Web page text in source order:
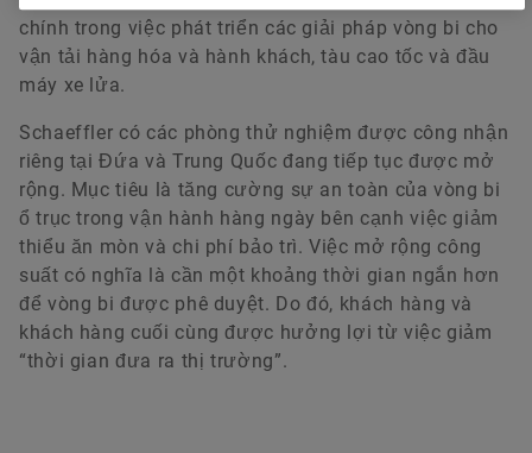
Repair and Reconditioning of Rolling
Bearings
Forwarding to the web shop
chính trong việc phát triển các giải pháp vòng bi cho
vận tải hàng hóa và hành khách, tàu cao tốc và đầu
máy xe lửa.
Schaeffler có các phòng thử nghiệm được công nhận
riêng tại Đứa và Trung Quốc đang tiếp tục được mở
rộng. Mục tiêu là tăng cường sự an toàn của vòng bi
ổ trục trong vận hành hàng ngày bên cạnh việc giảm
thiểu ăn mòn và chi phí bảo trì. Việc mở rộng công
suất có nghĩa là cần một khoảng thời gian ngắn hơn
để vòng bi được phê duyệt. Do đó, khách hàng và
khách hàng cuối cùng được hưởng lợi từ việc giảm
“thời gian đưa ra thị trường”.